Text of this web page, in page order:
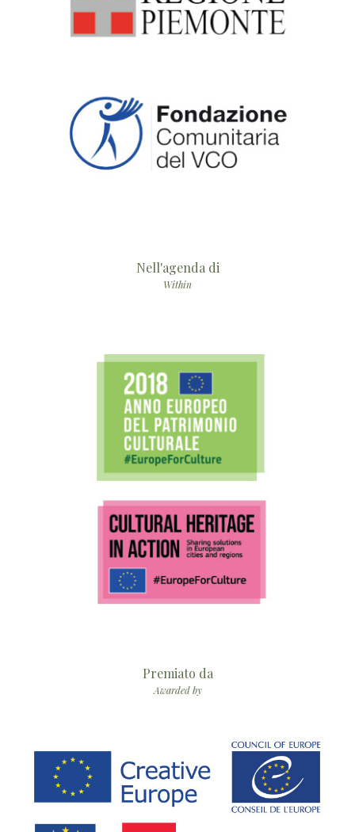
Nell'agenda di
Within
Premiato da
Awarded by